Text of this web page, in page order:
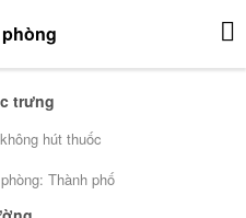
khảo
đ
trưng
hút thuốc
Thành phố